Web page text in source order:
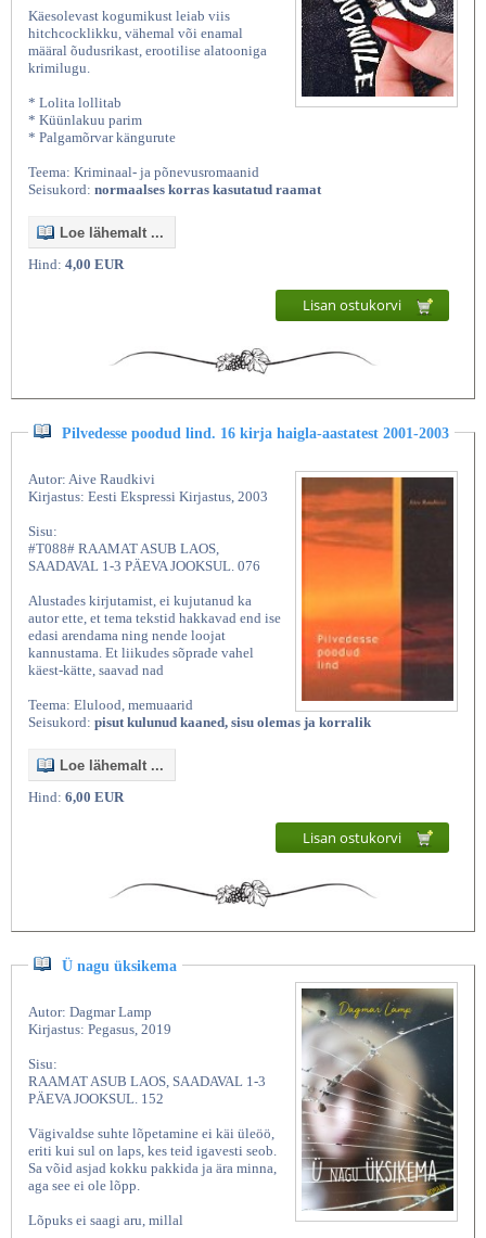
Käesolevast kogumikust leiab viis
hitchcocklikku, vähemal või enamal
määral õudusrikast, erootilise alatooniga
krimilugu.
* Lolita lollitab
* Küünlakuu parim
* Palgamõrvar kängurute
Teema: Kriminaal- ja põnevusromaanid
Seisukord: normaalses korras kasutatud raamat
Loe lähemalt ...
Hind: 4,00 EUR
Lisan ostukorvi
Pilvedesse poodud lind. 16 kirja haigla-aastatest 2001-2003
Autor: Aive Raudkivi
Kirjastus: Eesti Ekspressi Kirjastus, 2003
Sisu:
#T088# RAAMAT ASUB LAOS,
SAADAVAL 1-3 PÄEVA JOOKSUL. 076
Alustades kirjutamist, ei kujutanud ka
autor ette, et tema tekstid hakkavad end ise
edasi arendama ning nende loojat
kannustama. Et liikudes sõprade vahel
käest-kätte, saavad nad
Teema: Elulood, memuaarid
Seisukord: pisut kulunud kaaned, sisu olemas ja korralik
Loe lähemalt ...
Hind: 6,00 EUR
Lisan ostukorvi
Ü nagu üksikema
Autor: Dagmar Lamp
Kirjastus: Pegasus, 2019
Sisu:
RAAMAT ASUB LAOS, SAADAVAL 1-3
PÄEVA JOOKSUL. 152
Vägivaldse suhte lõpetamine ei käi üleöö,
eriti kui sul on laps, kes teid igavesti seob.
Sa võid asjad kokku pakkida ja ära minna,
aga see ei ole lõpp.
Lõpuks ei saagi aru, millal